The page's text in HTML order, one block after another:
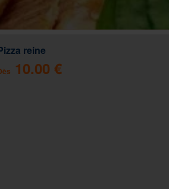
reine
10.00 €